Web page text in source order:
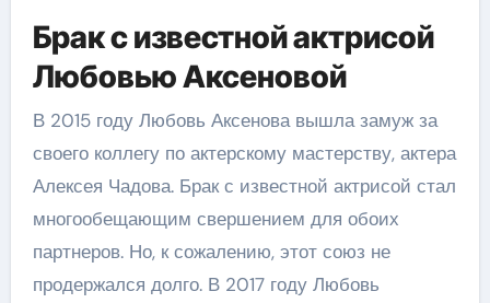
Брак с известной актрисой
Любовью Аксеновой
В 2015 году Любовь Аксенова вышла замуж за
своего коллегу по актерскому мастерству, актера
Алексея Чадова. Брак с известной актрисой стал
многообещающим свершением для обоих
партнеров. Но, к сожалению, этот союз не
продержался долго. В 2017 году Любовь